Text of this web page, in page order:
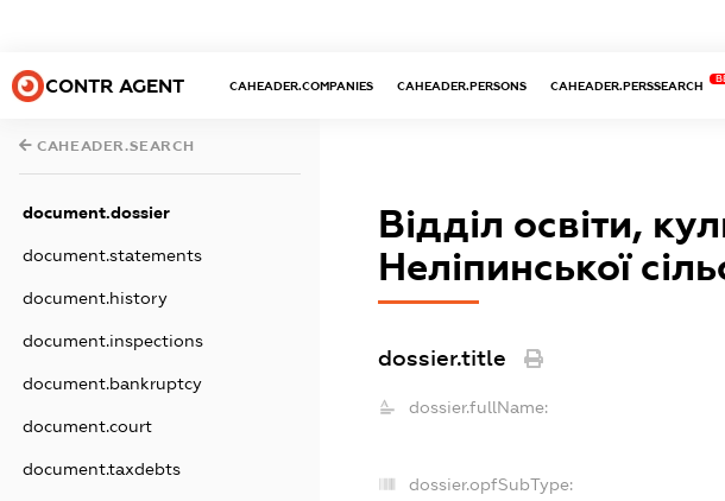
CONTR AGENT CAHEADER.COMPANIES CAHEADER.PERSONS CAHEADER.PERSSEARCH
CAHEADER.SEARCH
document.dossier
document.statements
document.history
document.inspections
document.bankruptcy
document.court
document.taxdebts
Відділ освіти,
Неліпинської
dossier.title
dossier.fullName:
dossier.opfSubType: